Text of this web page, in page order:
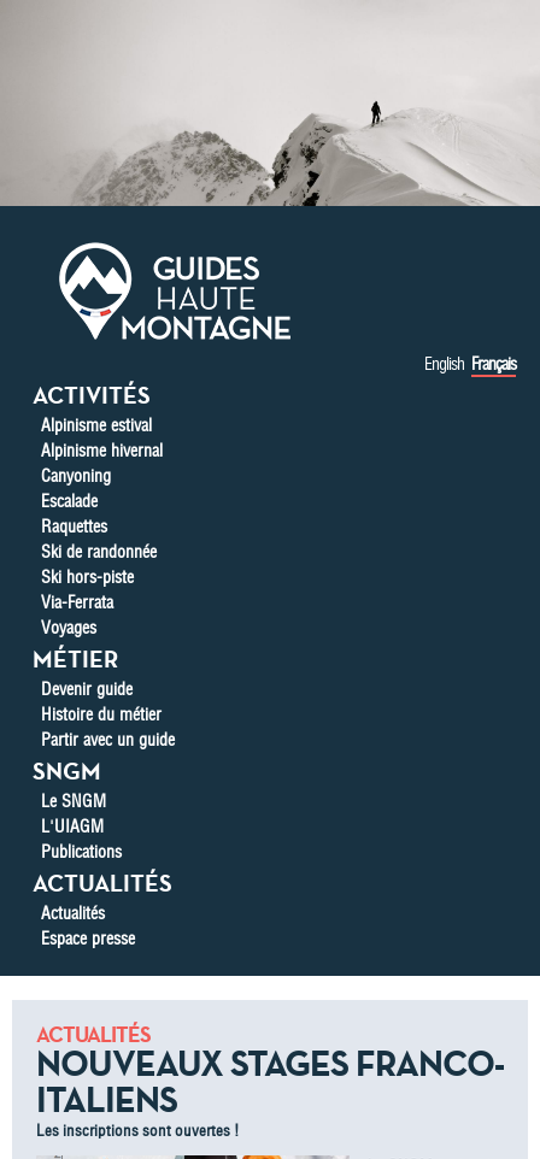
English Français
ACTIVITÉS
Alpinisme estival
Alpinisme hivernal
Canyoning
Escalade
Raquettes
Ski de randonnée
Ski hors-piste
Via-Ferrata
Voyages
MÉTIER
Devenir guide
Histoire du métier
Partir avec un guide
SNGM
Le SNGM
L'UIAGM
Publications
ACTUALITÉS
Actualités
Espace presse
ACTUALITÉS
NOUVEAUX STAGES FRANCO-
ITALIENS
Les inscriptions sont ouvertes !